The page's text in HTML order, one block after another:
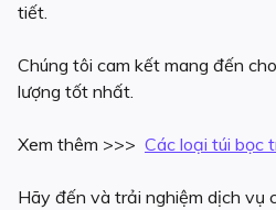
tiết.
Chúng tôi cam kết mang đến
lượng tốt nhất.
Xem thêm >>> Các loại túi bọc
Hãy đến và trải nghiệm dịch vụ